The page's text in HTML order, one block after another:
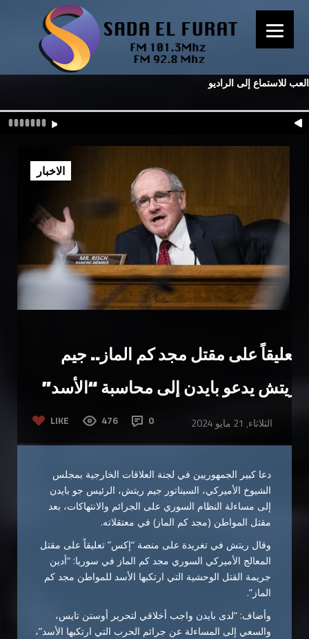
العب للاستماع إلى الراديو
تعليقاً على مقتل مجد كم الماز.. جيم
ريتش يدعو بايدن إلى محاسبة “الأسد”
LIKE 476 0 الثلاثاء, 21 مايو 2024
الاخبار
دعا كبير الجمهوريين في لجنة العلاقات الخارجية بمجلس
الشيوخ الأميركي، السيناتور جيم ريتش، الرئيس جو بايدن
إلى مساءلة النظام السوري على الجرائم والانتهاكات، بعد
مقتل المواطن (مجد كم الماز) في معتقلاته.
وقال ريتش في تغريدة على منصة “إكس” تعليقاً على مقتل
المعالج الأميركي السوري مجد كم الماز في سوريا: “أدين
جريمة القتل الوحشية التي ارتكبها الأسد ‌للمواطن مجد كم
الماز”.
وأضاف: “لدى بايدن واجب أخلاقي لتحرير أوستن تايس،
والسعي إلى المساءلة عن جرائم الحرب التي ارتكبها الأسد”،